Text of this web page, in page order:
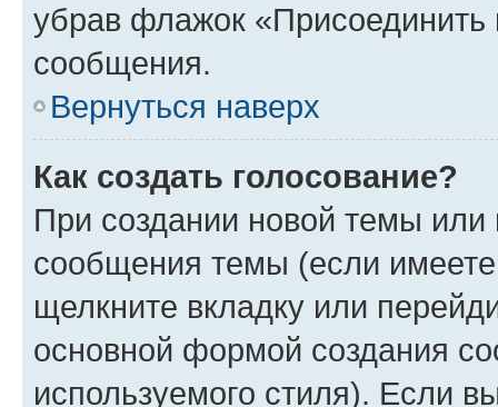
убрав флажок
сообщения.
Вернуться наверх
Как создать голосование?
При создании новой темы или
сообщения темы (если
щелкните вкладку или
основной формой создания
используемого стиля). Если